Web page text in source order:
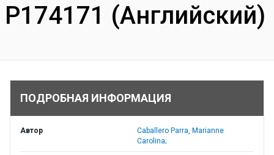
P174171 (Английский)
ПОДРОБНАЯ ИНФОРМАЦИЯ
Автор
Caballero Parra, Marianne
Carolina;